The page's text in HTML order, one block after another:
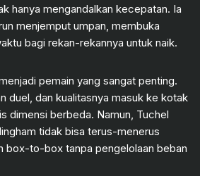
hanya mengandalkan kecepatan. Ia
menjemput umpan, membuka
bagi rekan-rekannya untuk naik.
pemain yang sangat penting.
duel, dan kualitasnya masuk ke kotak
dimensi berbeda. Namun, Tuchel
tidak bisa terus-menerus
box-to-box tanpa pengelolaan beban